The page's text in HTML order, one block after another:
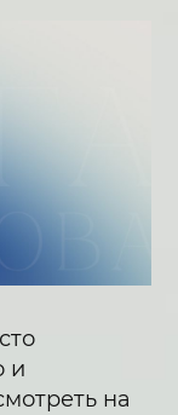
и
на